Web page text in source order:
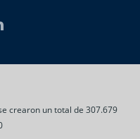
crearon un total de 307.679